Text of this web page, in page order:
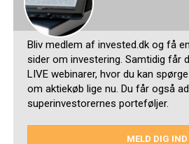
Bliv medlem af invested.dk og få
sider om investering. Samtidig får
LIVE webinarer, hvor du kan
om aktiekøb lige nu. Du får også
superinvestorernes porteføljer.
MELD DIG IND